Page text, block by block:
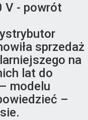
V - powrót
sprzedaż
na
lat do
modelu
–